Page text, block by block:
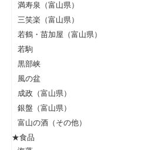
満寿泉（富山県）
三笑楽（富山県）
若鶴・苗加屋（富山県）
若駒
黒部峡
風の盆
成政（富山県）
銀盤（富山県）
富山の酒（その他）
★食品